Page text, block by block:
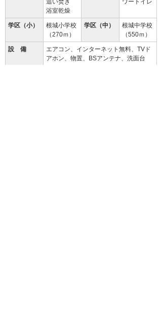
追い焚き
浴室乾燥
ワートイレ
学区（小）
根城小学校
（270ｍ）
学区（中）
根城中学校
（550ｍ）
設 備
エアコン、インターネット無料、TVド
アホン、物置、BSアンテナ、洗面台